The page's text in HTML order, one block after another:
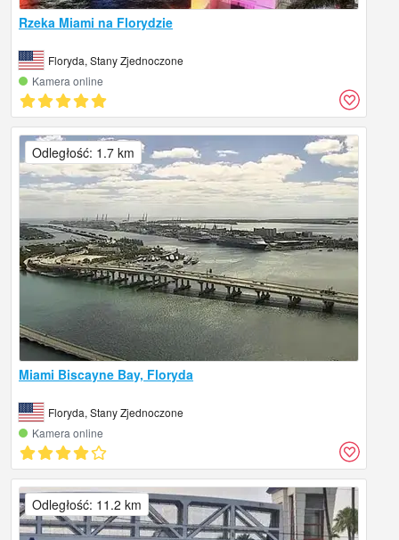
Rzeka Miami na Florydzie
Floryda, Stany Zjednoczone
Kamera online
Miami Biscayne Bay, Floryda
Floryda, Stany Zjednoczone
Kamera online
Odległość: 1.7 km
Odległość: 11.2 km